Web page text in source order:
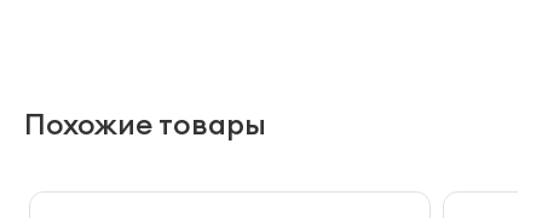
Похожие товары